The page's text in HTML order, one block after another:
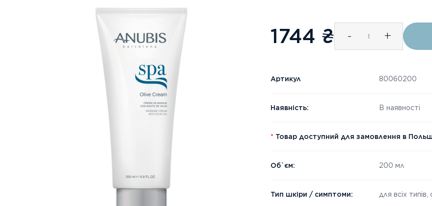
1744 ₴ - +
Артикул 80060200
Наявність: В наявності
* Товар доступний для замовлення в
Об`єм: 200 мл
Тип шкіри / симптоми: для всіх